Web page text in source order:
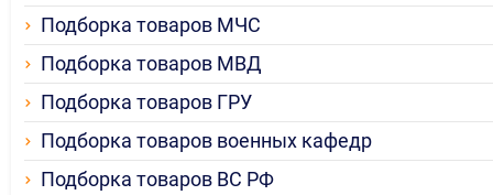
Подборка товаров МЧС
Подборка товаров МВД
Подборка товаров ГРУ
Подборка товаров военных кафедр
Подборка товаров ВС РФ